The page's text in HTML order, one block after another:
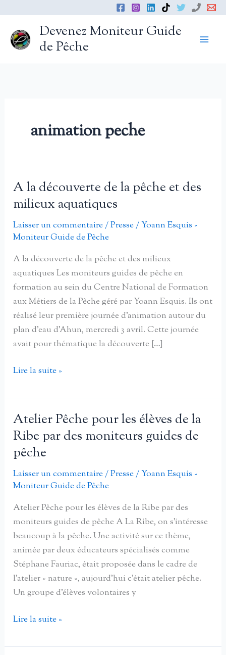
contenu
Devenez Moniteur Guide
de Pêche
animation peche
A la découverte de la pêche et des
milieux aquatiques
Laisser un commentaire/Presse/Yoann Esquis -
Moniteur Guide de Pêche
A la découverte de la pêche et des milieux
aquatiques Les moniteurs guides de pêche en
formation au sein du Centre National de Formation
aux Métiers de la Pêche géré par Yoann Esquis. Ils ont
réalisé leur première journée d’animation autour du
plan d’eau d’Ahun, mercredi 3 avril. Cette journée
avait pour thématique la découverte […]
A
découverte
de
la
pêche
et
des
milieux
Lire la suite »
Atelier Pêche pour les élèves de la
Ribe par des moniteurs guides de
pêche
Laisser un commentaire/Presse/Yoann Esquis -
Moniteur Guide de Pêche
Atelier Pêche pour les élèves de la Ribe par des
moniteurs guides de pêche A La Ribe, on s’intéresse
beaucoup à la pêche. Une activité sur ce thème,
animée par deux éducateurs spécialisés comme
Stéphane Fauriac, était proposée dans le cadre de
l’atelier « nature », aujourd’hui c’était atelier pêche.
Un groupe d’élèves volontaires y
Atelier
pour
Lire la suite »